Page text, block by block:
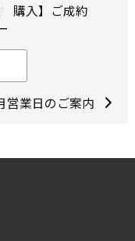
購入】ご成約
営業日のご案内